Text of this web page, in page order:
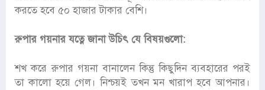
করতে হবে ৫০ হাজার টাকার বেশি।
রুপার গয়নার যত্নে জানা উচিৎ যে বিষয়গুলো:
শখ করে রুপার গয়না বানালেন কিন্তু কিছুদিন ব্যবহারের পরই
তা কালো হয়ে গেল। নিশ্চয়ই তখন মন খারাপ হবে আপনার।